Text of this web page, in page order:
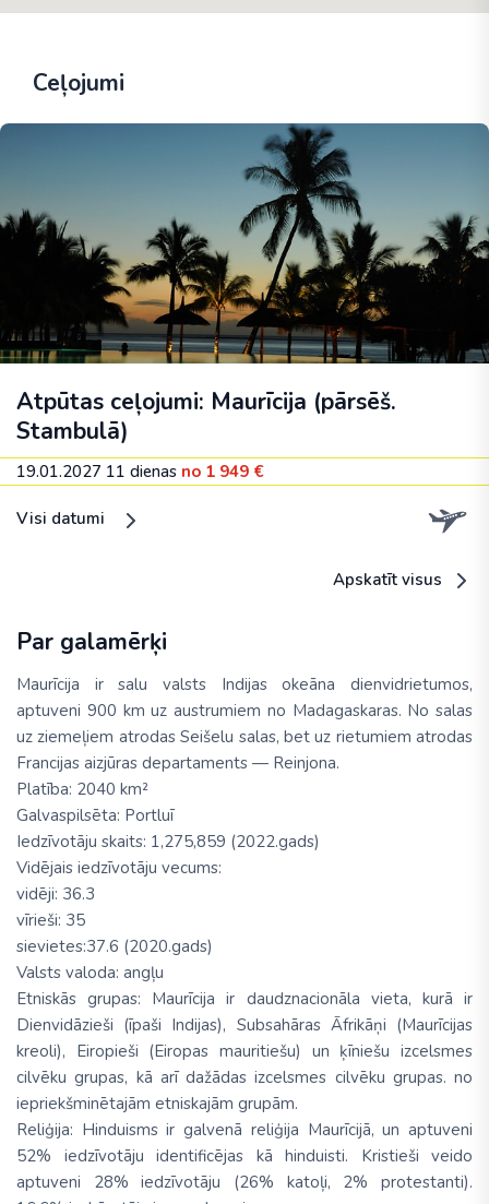
Ceļojumi
Atpūtas ceļojumi: Maurīcija (pārsēš.
Stambulā)
19.01.2027 11 dienas no 1 949 €
Visi datumi
Apskatīt visus
Par galamērķi
Maurīcija ir salu valsts Indijas okeāna dienvidrietumos,
aptuveni 900 km uz austrumiem no Madagaskaras. No salas
uz ziemeļiem atrodas Seišelu salas, bet uz rietumiem atrodas
Francijas aizjūras departaments — Reinjona.
Platība: 2040 km²
Galvaspilsēta: Portluī
Iedzīvotāju skaits: 1,275,859 (2022.gads)
Vidējais iedzīvotāju vecums:
vidēji: 36.3
vīrieši: 35
sievietes:37.6 (2020.gads)
Valsts valoda: angļu
Etniskās grupas: Maurīcija ir daudznacionāla vieta, kurā ir
Dienvidāzieši (īpaši Indijas), Subsahāras Āfrikāņi (Maurīcijas
kreoli), Eiropieši (Eiropas mauritiešu) un ķīniešu izcelsmes
cilvēku grupas, kā arī dažādas izcelsmes cilvēku grupas. no
iepriekšminētajām etniskajām grupām.
Reliģija: Hinduisms ir galvenā reliģija Maurīcijā, un aptuveni
52% iedzīvotāju identificējas kā hinduisti. Kristieši veido
aptuveni 28% iedzīvotāju (26% katoļi, 2% protestanti).